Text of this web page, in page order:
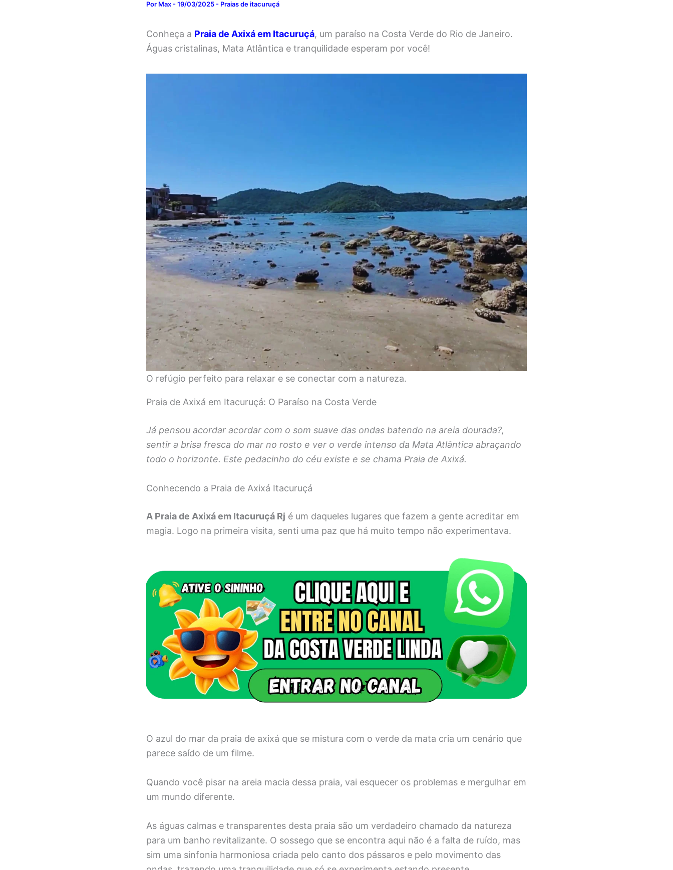
Por Max-19/03/2025- Praias de itacuruçá
Conheça a Praia de Axixá em Itacuruçá, um paraíso na Costa Verde do Rio de Janeiro.
Águas cristalinas, Mata Atlântica e tranquilidade esperam por você!
O refúgio perfeito para relaxar e se conectar com a natureza.
Praia de Axixá em Itacuruçá: O Paraíso na Costa Verde
Já pensou acordar acordar com o som suave das ondas batendo na areia dourada?,
sentir a brisa fresca do mar no rosto e ver o verde intenso da Mata Atlântica abraçando
todo o horizonte. Este pedacinho do céu existe e se chama Praia de Axixá.
Conhecendo a Praia de Axixá Itacuruçá
A Praia de Axixá em Itacuruçá Rj é um daqueles lugares que fazem a gente acreditar em
magia. Logo na primeira visita, senti uma paz que há muito tempo não experimentava.
O azul do mar da praia de axixá que se mistura com o verde da mata cria um cenário que
parece saído de um filme.
Quando você pisar na areia macia dessa praia, vai esquecer os problemas e mergulhar em
um mundo diferente.
As águas calmas e transparentes desta praia são um verdadeiro chamado da natureza
para um banho revitalizante. O sossego que se encontra aqui não é a falta de ruído, mas
sim uma sinfonia harmoniosa criada pelo canto dos pássaros e pelo movimento das